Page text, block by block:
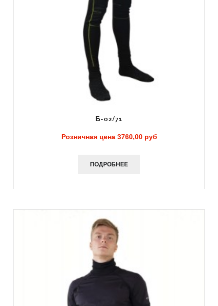
Б-02/71
Розничная цена 3760,00 руб
ПОДРОБНЕЕ